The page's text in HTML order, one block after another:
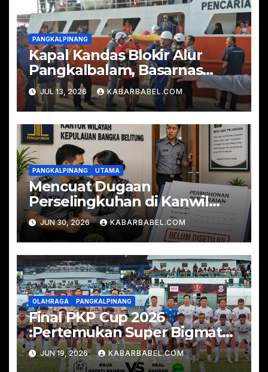
PANGKALPINANG
Kapal Kandas Blokir Alur
Pangkalbalam, Basarnas
Evakuasi Ratusan
Penumpang
JUL 13, 2026 KABARBABEL.COM
PANGKALPINANG UTAMA
Mencuat Dugaan
Perselingkuhan di Kanwil
Kemenkum Babel
JUN 30, 2026 KABARBABEL.COM
OLAHRAGA PANGKALPINANG
Final PKP Cup 2026
:Pertemukan Super Bigmatch
Real Bahdad FC vs RSUD
Depati Bahrin
JUN 19, 2026 KABARBABEL.COM